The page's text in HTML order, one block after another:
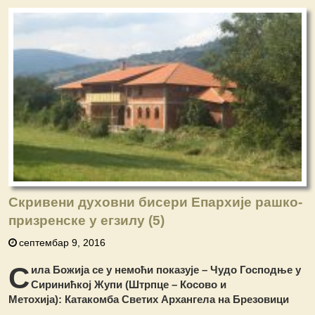
Скривени духовни бисери Епархије рашко-
призренске у егзилу (5)
септембар 9, 2016
С ила Божија се у немоћи показује – Чудо Господње у
Сиринићкој Жупи (Штрпце – Косово и
Метохија): Катакомба Светих Архангела на Брезовици